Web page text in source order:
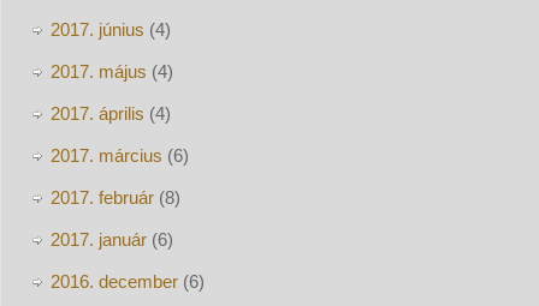
2017. június (4)
2017. május (4)
2017. április (4)
2017. március (6)
2017. február(8)
2017. január(6)
2016. december(6)